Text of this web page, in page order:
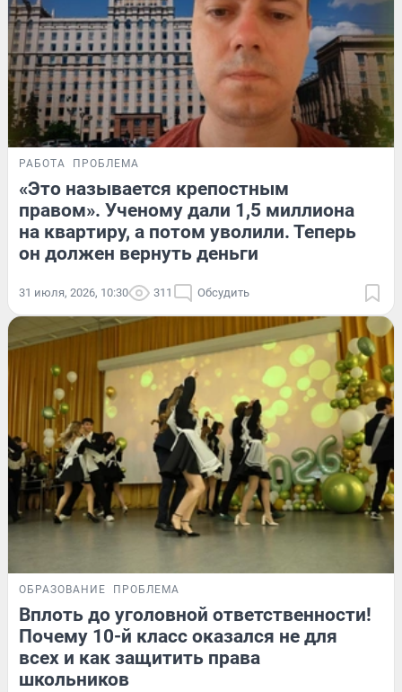
РАБОТА ПРОБЛЕМА
«Это называется крепостным
правом». Ученому дали 1,5 миллиона
на квартиру, а потом уволили. Теперь
он должен вернуть деньги
31 июля, 2026, 10:30 311 Обсудить
ОБРАЗОВАНИЕ ПРОБЛЕМА
Вплоть до уголовной ответственности!
Почему 10-й класс оказался не для
всех и как защитить права
школьников